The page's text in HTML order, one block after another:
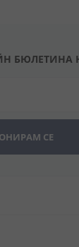
БЮЛЕТИНА
СЕ